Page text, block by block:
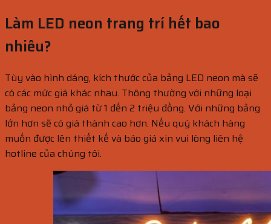
Làm LED neon trang trí hết bao
nhiêu?
Tùy vào hình dáng, kích thước của bảng LED neon mà sẽ
có các mức giá khác nhau. Thông thường với những loại
bảng neon nhỏ giá từ 1 đến 2 triệu đồng. Với những bảng
lớn hơn sẽ có giá thành cao hơn. Nếu quý khách hàng
muốn được lên thiết kế và báo giá xin vui lòng liên hệ
hotline của chúng tôi.